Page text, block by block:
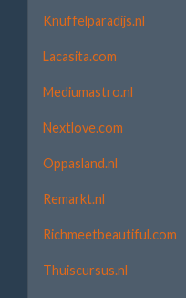
Knuffelparadijs.nl
Lacasita.com
Mediumastro.nl
Nextlove.com
Oppasland.nl
Remarkt.nl
Richmeetbeautiful.com
Thuiscursus.nl